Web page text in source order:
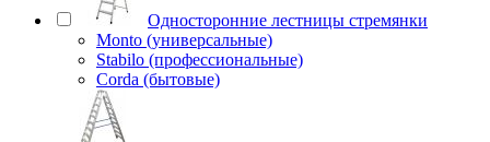
Односторонние лестницы стремянки
Monto (универсальные)
Stabilo (профессиональные)
Corda (бытовые)